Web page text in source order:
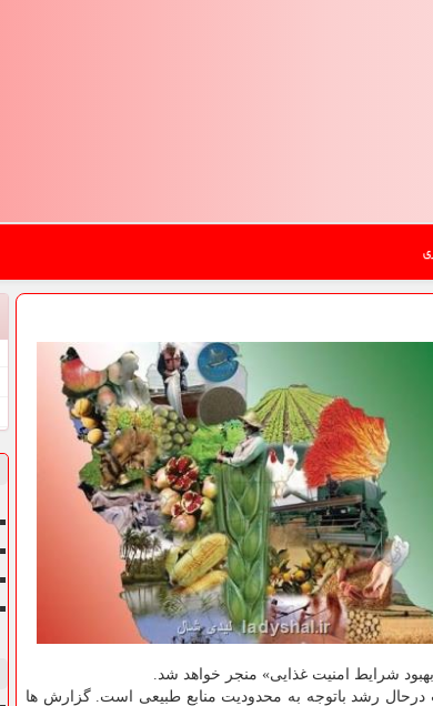
شرایط امنیت غذایی» منجر خواهد شد.
رشد باتوجه به محدودیت منابع طبیعی است. گزارش ها